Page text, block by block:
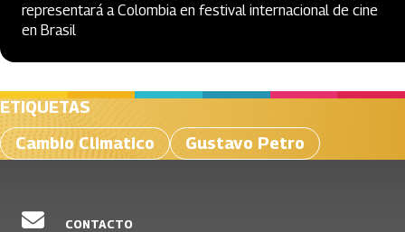
representará a Colombia en festival internacional de cine
en Brasil
ETIQUETAS
Cambio Climatico
Gustavo Petro
CONTACTO